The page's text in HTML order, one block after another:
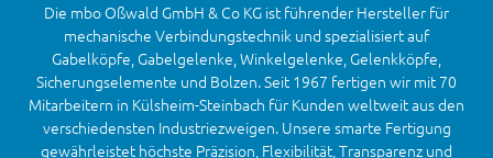
Die mbo Oßwald GmbH & Co KG ist führender Hersteller für
mechanische Verbindungstechnik und spezialisiert auf
Gabelköpfe, Gabelgelenke, Winkelgelenke, Gelenkköpfe,
Sicherungselemente und Bolzen. Seit 1967 fertigen wir mit 70
Mitarbeitern in Külsheim-Steinbach für Kunden weltweit aus den
verschiedensten Industriezweigen. Unsere smarte Fertigung
gewährleistet höchste Präzision, Flexibilität, Transparenz und